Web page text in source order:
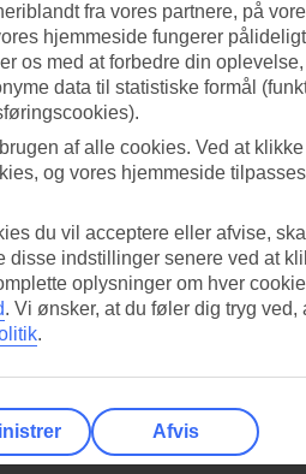
fra vores partnere, på
hjemmeside fungerer
os med at forbedre din
data til statistiske formål
af alle cookies. Ved at klikke
og vores hjemmeside tilpasses
du vil acceptere eller afvise,
indstillinger senere ved at
oplysninger om hver
. Vi ønsker, at du føler dig tryg ved,
.
Afvis